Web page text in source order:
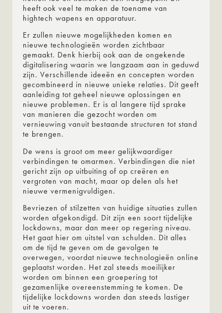
heeft ook veel te maken de toename van
hightech wapens en apparatuur.
Er zullen nieuwe mogelijkheden komen en
nieuwe technologieën worden zichtbaar
gemaakt. Denk hierbij ook aan de ongekende
digitalisering waarin we langzaam aan in geduwd
zijn. Verschillende ideeën en concepten worden
gecombineerd in nieuwe unieke relaties. Dit geeft
aanleiding tot geheel nieuwe oplossingen en
nieuwe problemen. Er is al langere tijd sprake
van manieren die gezocht worden om
vernieuwing vanuit bestaande structuren tot stand
te brengen.
De wens is groot om meer gelijkwaardiger
verbindingen te omarmen. Verbindingen die niet
gericht zijn op uitbuiting of op creëren en
vergroten van macht, maar op delen als het
nieuwe vermenigvuldigen.
Bevriezen of stilzetten van huidige situaties zullen
worden afgekondigd. Dit zijn een soort tijdelijke
lockdowns, maar dan meer op regering niveau.
Het gaat hier om uitstel van schulden. Dit alles
om de tijd te geven om de gevolgen te
overwegen, voordat nieuwe technologieën online
geplaatst worden. Het zal steeds moeilijker
worden om binnen een groepering tot
gezamenlijke overeenstemming te komen. De
tijdelijke lockdowns worden dan steeds lastiger
uit te voeren.